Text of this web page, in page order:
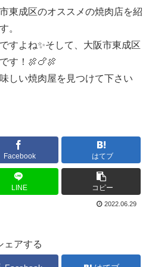
東成区のオススメの焼肉店を紹
。
すよね✨そして、大阪市東成区
す！🍖🍗🍖
しい焼肉屋を見つけて下さい
Facebook はてブ
LINE コピー
2022.06.29
ェアする